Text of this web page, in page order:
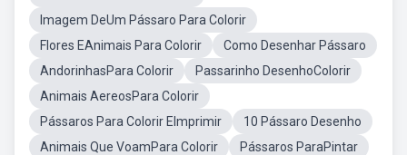
Imagem DeUm Pássaro Para Colorir
Flores EAnimais Para Colorir
Como Desenhar Pássaro
AndorinhasPara Colorir
Passarinho DesenhoColorir
Animais AereosPara Colorir
Pássaros Para Colorir EImprimir
10 Pássaro Desenho
Animais Que VoamPara Colorir
Pássaros ParaPintar